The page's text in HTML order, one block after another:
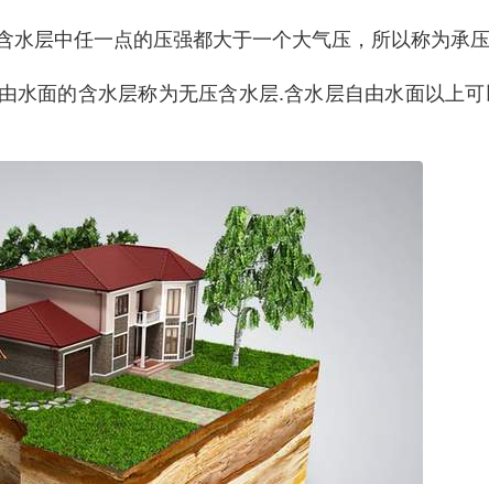
层中任一点的压强都大于一个大气压，所以称为承压
水面的含水层称为无压含水层.含水层自由水面以上